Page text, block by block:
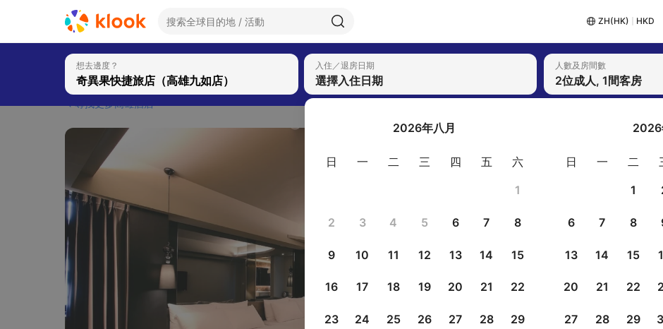
ZH(HK) HKD
想去邊度？ 入住／退房日期
選擇入住日期
2026年八月
日 一 二 三 四 五
六
1
2 3 4 5 6 7 8
9 10 11 12 13 14 15
16 17 18 19 20 21 22
23 24 25 26 27 28 29
2026
日 一 二
1
6 7 8
13 14 15
20 21 22
27 28 29
人數及房間數
2位成人, 1間客房
尋找更多高雄酒店